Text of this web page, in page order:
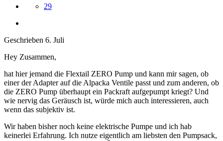
29
Geschrieben 6. Juli
Hey Zusammen,
hat hier jemand die Flextail ZERO Pump und kann mir sagen, ob
einer der Adapter auf die Alpacka Ventile passt und zum anderen, ob
die ZERO Pump überhaupt ein Packraft aufgepumpt kriegt? Und
wie nervig das Geräusch ist, würde mich auch interessieren, auch
wenn das subjektiv ist.
Wir haben bisher noch keine elektrische Pumpe und ich hab
keinerlei Erfahrung. Ich nutze eigentlich am liebsten den Pumpsack,